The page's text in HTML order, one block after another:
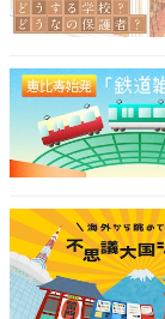
も非常に珍
まいを感じ
と思います